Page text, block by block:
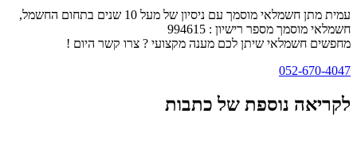
עמית מתן חשמלאי מוסמך עם ניסיון של מעל 10 שנים בתחום החשמל,
חשמלאי מוסמך מספר רישיון : 994615
מחפשים חשמלאי שיתן לכם מענה מקצועי ? צרו קשר היום !
052-670-4047
לקריאה נוספת של כתבות